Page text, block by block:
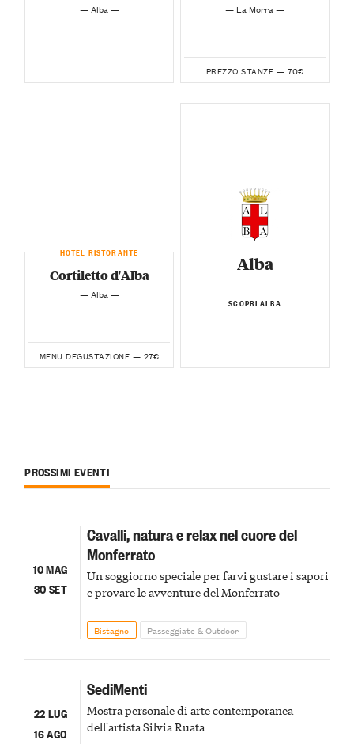
— Alba — — La Morra —
PREZZO STANZE — 70€
HOTEL RISTORANTE
Cortiletto d'Alba
— Alba —
MENU DEGUSTAZIONE — 27€
Alba
SCOPRI ALBA
PROSSIMI EVENTI
10 MAG
30 SET
Cavalli, natura e relax nel cuore del
Monferrato
Un soggiorno speciale per farvi gustare i sapori
e provare le avventure del Monferrato
Bistagno Passeggiate & Outdoor
22 LUG
16 AGO
SediMenti
Mostra personale di arte contemporanea
dell'artista Silvia Ruata